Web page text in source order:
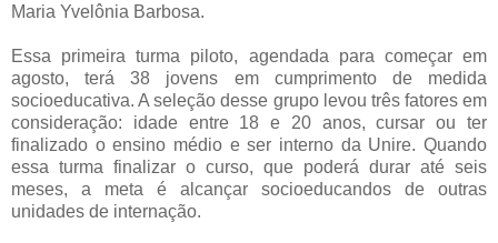
Maria Yvelônia Barbosa.
Essa primeira turma piloto, agendada para começar em
agosto, terá 38 jovens em cumprimento de medida
socioeducativa. A seleção desse grupo levou três fatores em
consideração: idade entre 18 e 20 anos, cursar ou ter
finalizado o ensino médio e ser interno da Unire. Quando
essa turma finalizar o curso, que poderá durar até seis
meses, a meta é alcançar socioeducandos de outras
unidades de internação.